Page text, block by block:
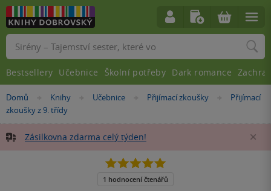
Nacházíte
se
Domů »Knihy »
Učebnice »Přijímací zkoušky »Přijímací
zkoušky z 9. třídy
Zásilkovna zdarma celý týden!
5.0
5
1 hodnocení čtenářů
Vyhledávání
Bestsellery Učebnice Školní potřeby Dark romance